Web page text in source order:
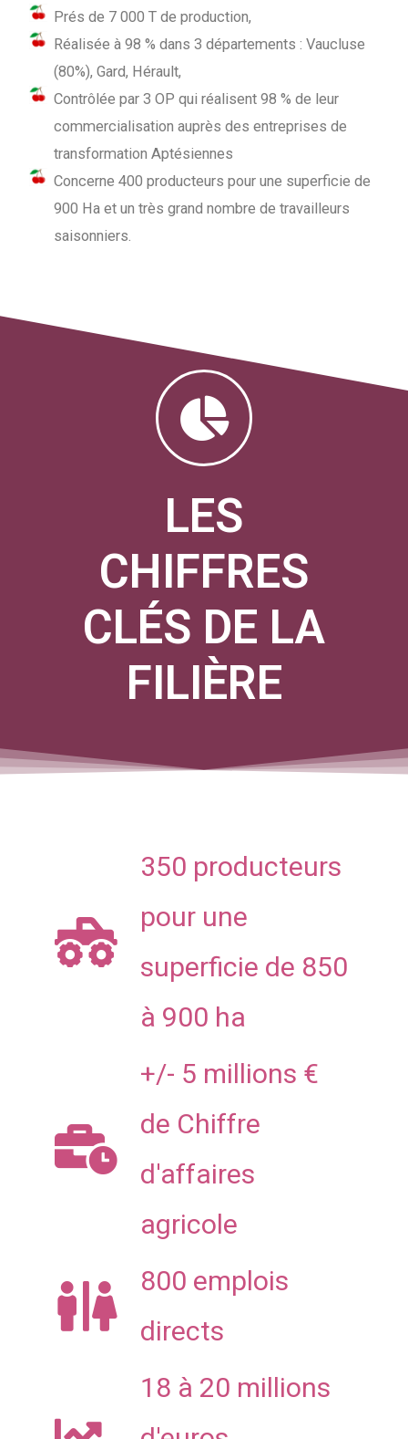
Prés de 7 000 T de production,
Réalisée à 98 % dans 3 départements : Vaucluse
(80%), Gard, Hérault,
Contrôlée par 3 OP qui réalisent 98 % de leur
commercialisation auprès des entreprises de
transformation Aptésiennes
Concerne 400 producteurs pour une superficie de
900 Ha et un très grand nombre de travailleurs
saisonniers.
LES
CHIFFRES
CLÉS DE LA
FILIÈRE
350 producteurs
pour une
superficie de 850
à 900 ha
+/- 5 millions €
de Chiffre
d'affaires
agricole
800 emplois
directs
18 à 20 millions